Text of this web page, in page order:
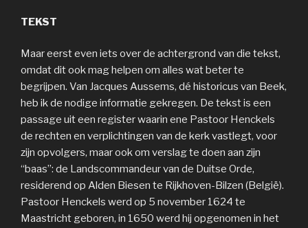
TEKST
Maar eerst even iets over de achtergrond van die tekst,
omdat dit ook mag helpen om alles wat beter te
begrijpen. Van Jacques Aussems, dé historicus van Beek,
heb ik de nodige informatie gekregen. De tekst is een
passage uit een register waarin ene Pastoor Henckels
de rechten en verplichtingen van de kerk vastlegt, voor
zijn opvolgers, maar ook om verslag te doen aan zijn
“baas”: de Landscommandeur van de Duitse Orde,
residerend op Alden Biesen te Rijkhoven-Bilzen (België).
Pastoor Henckels werd op 5 november 1624 te
Maastricht geboren, in 1650 werd hij opgenomen in het